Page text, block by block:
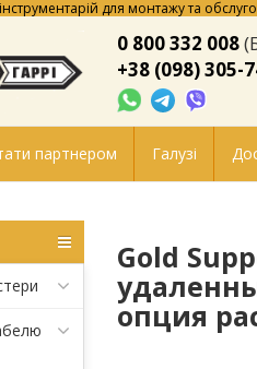
для монтажу та
0 800 332 008
+38 (098) 305-
партнером Галузі
Gold
опция